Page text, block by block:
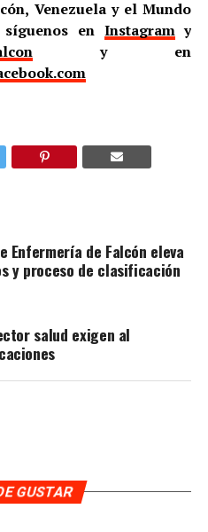
Venezuela y el Mundo
síguenos en Instagramy
y en
Enfermería de Falcón eleva
y proceso de clasificación
salud exigen al
GUSTAR